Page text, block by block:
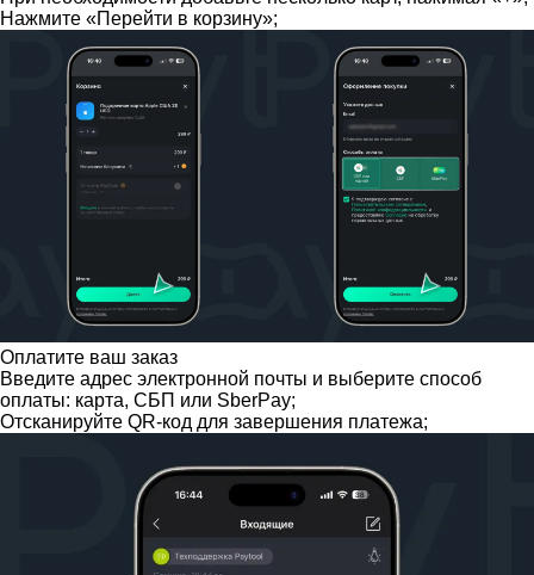
Нажмите «Перейти в корзину»;
Оплатите ваш заказ
Введите адрес электронной почты и выберите способ
оплаты: карта, СБП или SberPay;
Отсканируйте QR-код для завершения платежа;